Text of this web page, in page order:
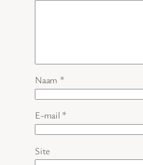
Naam *
E-mail *
Site